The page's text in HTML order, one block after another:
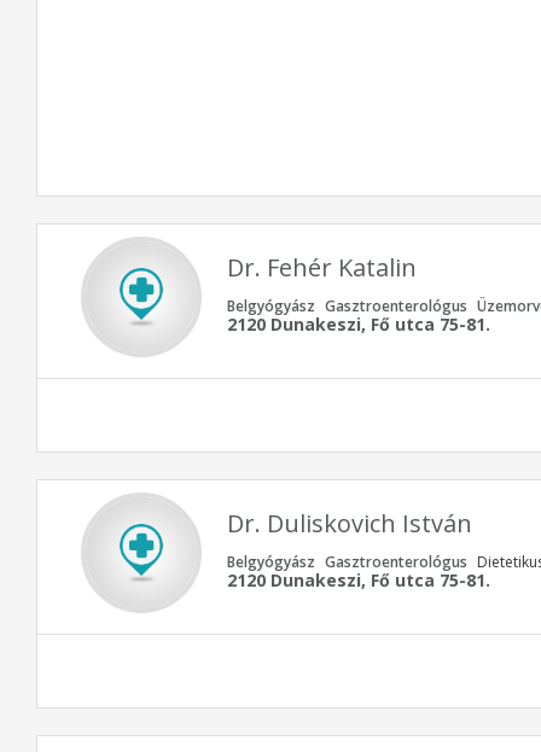
Dr. Fehér Katalin
Belgyógyász Gasztroenterológus
2120 Dunakeszi, Fő utca 75-81.
Dr. Duliskovich István
Belgyógyász Gasztroenterológus
2120 Dunakeszi, Fő utca 75-81.